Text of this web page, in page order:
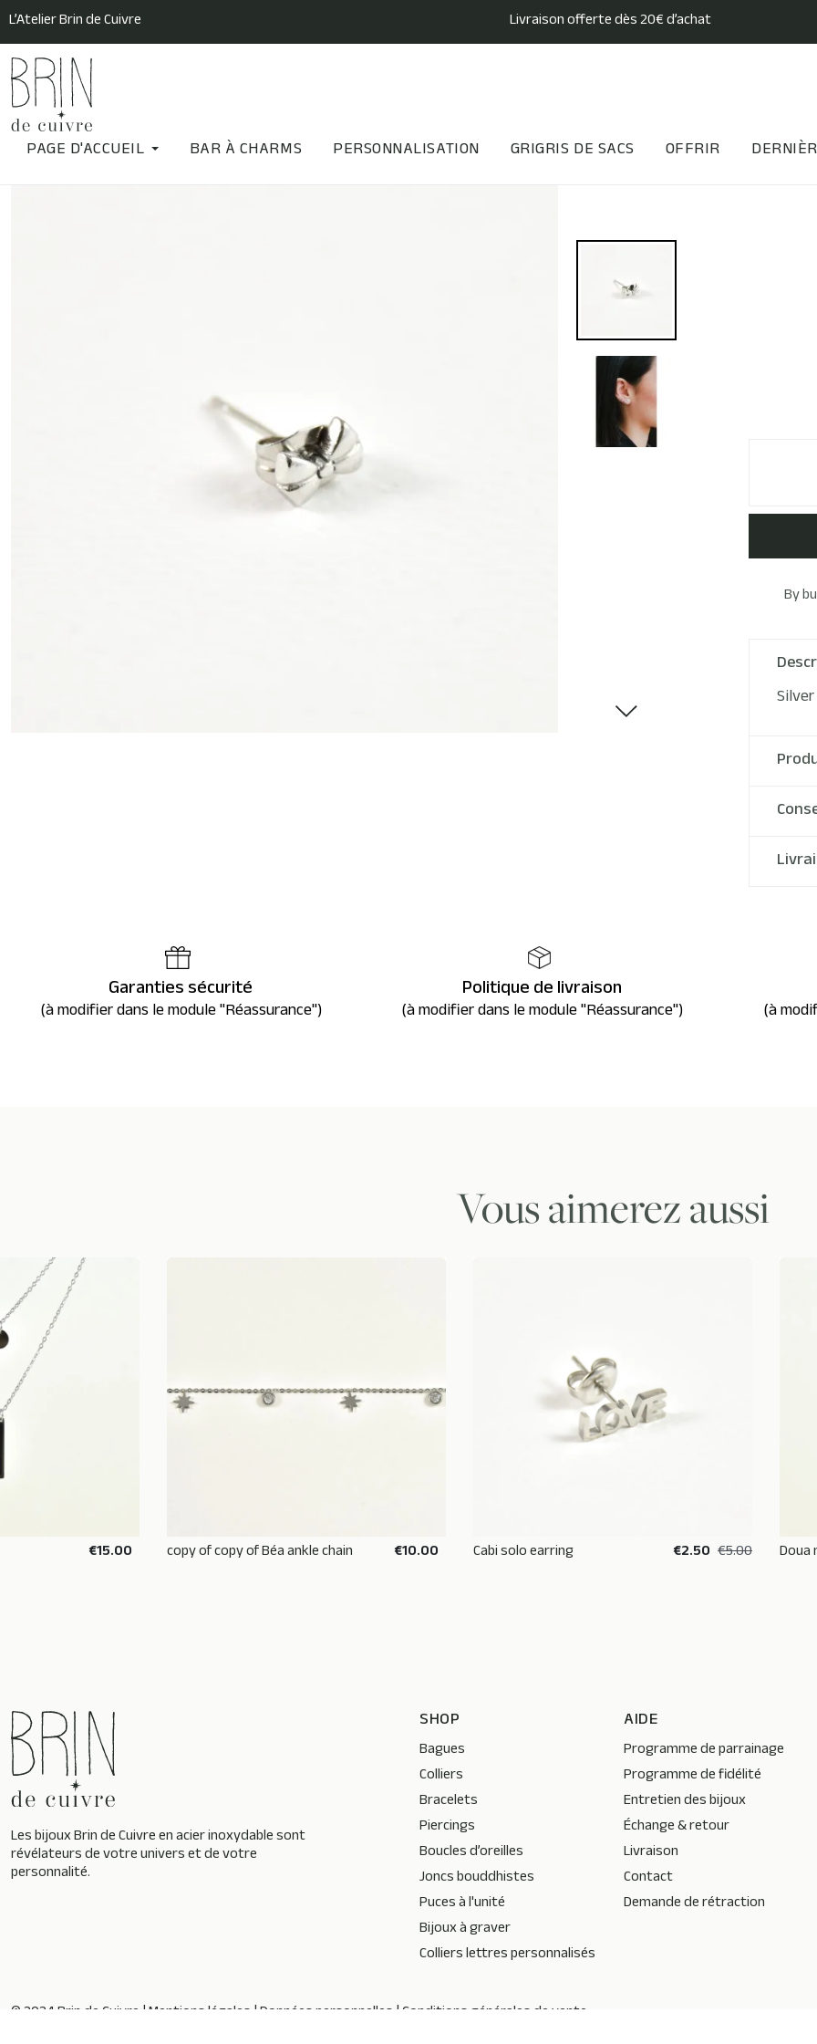
L’Atelier Brin de Cuivre Livraison offerte dès 20€ d’achat
PAGE D'ACCUEIL BAR À CHARMS PERSONNALISATION GRIGRIS DE SACS OFFRIR
By
Garanties sécurité
(à modifier dans le module "Réassurance")
Politique de livraison
(à modifier dans le module "Réassurance") (à
Vous aimerez aussi
€15.00 ADD TO BASKET
copy of copy of Béa ankle chain €10.00 ADD TO BASKET
Cabi solo earring €2.50 €5.00 Doua
Les bijoux Brin de Cuivre en acier inoxydable sont
révélateurs de votre univers et de votre
personnalité.
SHOP
Bagues
Colliers
Bracelets
Piercings
Boucles d’oreilles
Joncs bouddhistes
Puces à l'unité
Bijoux à graver
Colliers lettres personnalisés
AIDE
Programme de parrainage
Programme de fidélité
Entretien des bijoux
Échange & retour
Livraison
Contact
Demande de rétraction
© 2024 Brin de Cuivre |Mentions légales|Données personnelles|Conditions générales de vente